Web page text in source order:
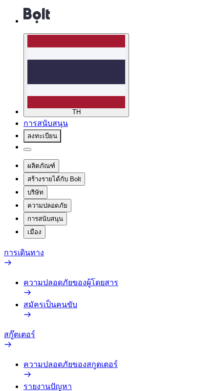
TH
การสนับสนุน
ลงทะเบียน
ผลิตภัณฑ์
สร้างรายได้กับ Bolt
บริษัท
ความปลอดภัย
การสนับสนุน
เมือง
การเดินทาง
ความปลอดภัยของผู้โดยสาร
สมัครเป็นคนขับ
สกู๊ตเตอร์
ความปลอดภัยของสกูตเตอร์
รายงานปัญหา